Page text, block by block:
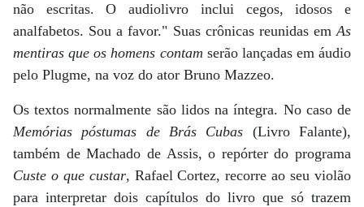
não escritas. O audiolivro inclui cegos, idosos e
analfabetos. Sou a favor." Suas crônicas reunidas emAs
mentiras que os homens contam serão lançadas em áudio
pelo Plugme, na voz do ator Bruno Mazzeo.
Os textos normalmente são lidos na íntegra. No caso de
Memórias póstumas de Brás Cubas (Livro Falante),
também de Machado de Assis, o repórter do programa
Custe o que custar, Rafael Cortez, recorre ao seu violão
para interpretar dois capítulos do livro que só trazem